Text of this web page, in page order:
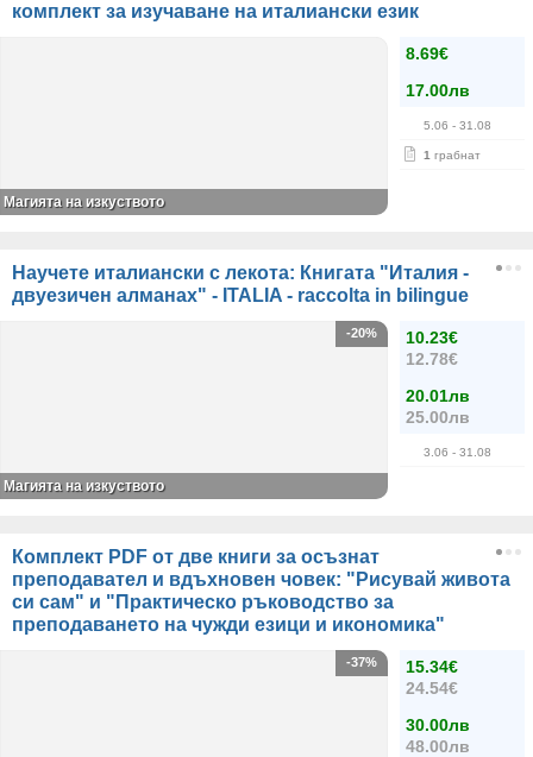
комплект за изучаване на италиански език
8.69€
17.00лв
5.06 - 31.08
1 грабнат
Магията на изкуството
Научете италиански с лекота: Книгата "Италия -
двуезичен алманах" - ITALIA - raccolta in bilingue
10.23€
12.78€
20.01лв
25.00лв
3.06 - 31.08
-20%
Магията на изкуството
Комплект PDF от две книги за осъзнат
преподавател и вдъхновен човек: "Рисувай живота
си сам" и "Практическо ръководство за
преподаването на чужди езици и икономика"
15.34€
24.54€
30.00лв
48.00лв
-37%